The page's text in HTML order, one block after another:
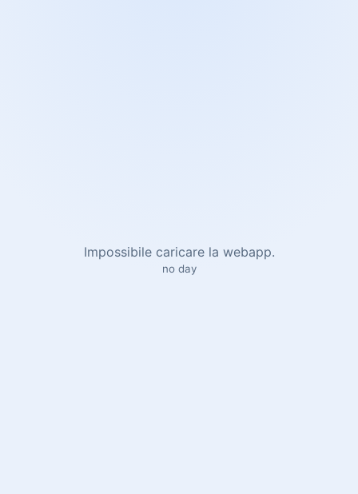
Impossibile caricare la webapp.
no day